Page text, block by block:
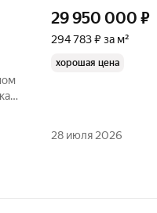
29 950 000 ₽
294 783 ₽ за м²
хорошая цена
28 июля 2026